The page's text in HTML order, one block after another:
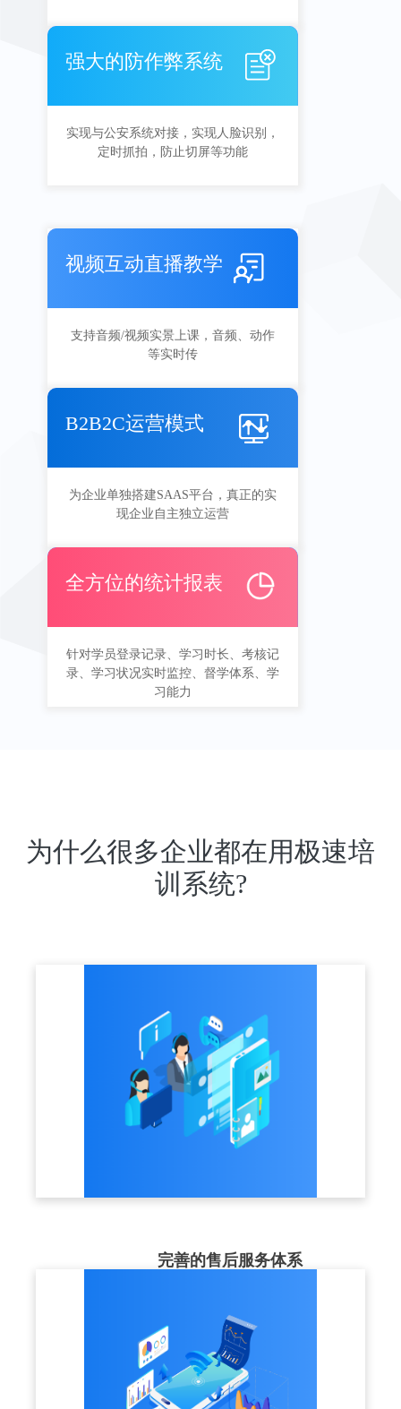
强大的防作弊系统
实现与公安系统对接，实现人脸识别，
定时抓拍，防止切屏等功能
视频互动直播教学
支持音频/视频实景上课，音频、动作
等实时传
B2B2C运营模式
为企业单独搭建SAAS平台，真正的实
现企业自主独立运营
全方位的统计报表
针对学员登录记录、学习时长、考核记
录、学习状况实时监控、督学体系、学
习能力
为什么很多企业都在用极速培
训系统?
完善的售后服务体系
7x24小时及时响应，让客户使用更加放心。